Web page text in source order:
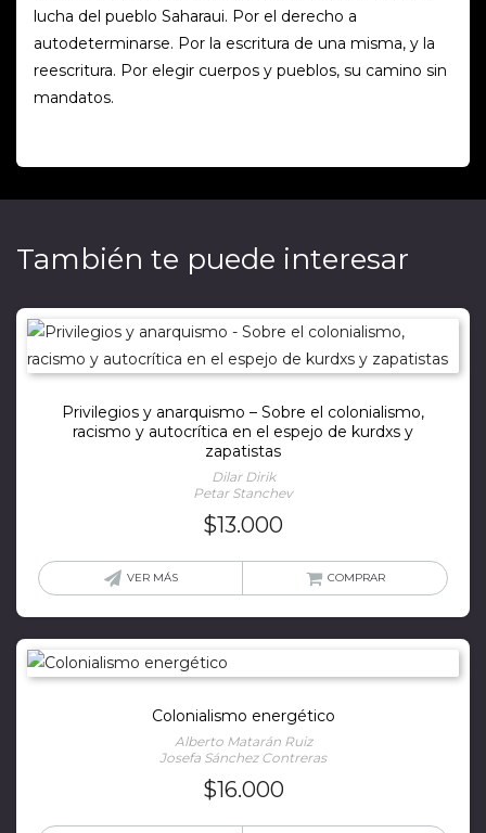
lucha del pueblo Saharaui. Por el derecho a
autodeterminarse. Por la escritura de una misma, y la
reescritura. Por elegir cuerpos y pueblos, su camino sin
mandatos.
También te puede interesar
Privilegios y anarquismo – Sobre el colonialismo,
racismo y autocrítica en el espejo de kurdxs y
zapatistas
Dilar Dirik
Petar Stanchev
$13.000
VER MÁS COMPRAR
Colonialismo energético
Alberto Matarán Ruiz
Josefa Sánchez Contreras
$16.000